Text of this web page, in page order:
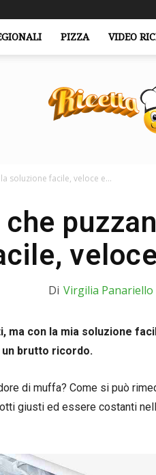
PIZZA VIDEO
soluzione facile, veloce e...
Di Virgilia Panariello
ma con la mia soluzione
brutto ricordo.
di muffa? Come si può
giusti ed essere costanti